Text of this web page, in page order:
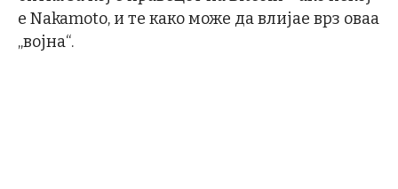
е Nakamoto, и те како може да влијае врз оваа
„војна“.